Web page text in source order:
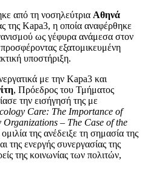
από τη νοσηλεύτρια Αθηνά
της Kapa3, η οποία αναφέρθηκε
ως γέφυρα ανάμεσα στον
εξατομικευμένη
υποστήριξη.
με την Kapa3 και
, Πρόεδρος του Τμήματος
την εισήγησή της με
Care: The Importance of
– The Case of the
της ανέδειξε τη σημασία της
της ενεργής συνεργασίας της
της κοινωνίας των πολιτών,